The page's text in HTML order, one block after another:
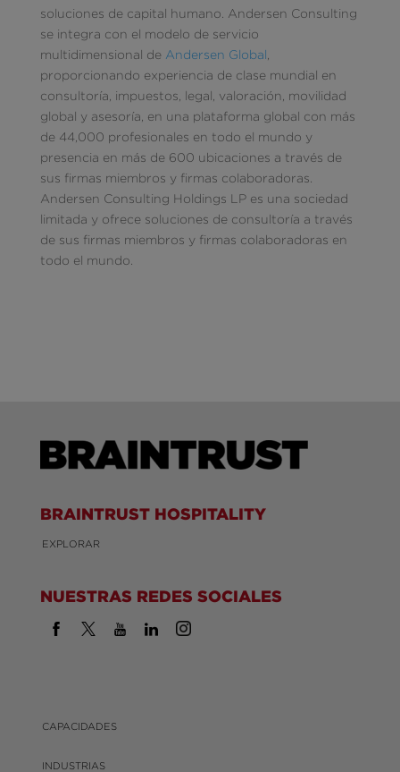
soluciones de capital humano. Andersen Consulting
se integra con el modelo de servicio
multidimensional de Andersen Global
proporcionando experiencia de clase mundial en
consultoría, impuestos, legal, valoración, movilidad
global y asesoría, en una plataforma global con más
de 44,000 profesionales en todo el mundo y
presencia en más de 600 ubicaciones a través de
sus firmas miembros y firmas colaboradoras.
Andersen Consulting Holdings LP es una sociedad
limitada y ofrece soluciones de consultoría a través
de sus firmas miembros y firmas colaboradoras en
todo el mundo.
BRAINTRUST HOSPITALITY
EXPLORAR
NUESTRAS REDES SOCIALES
CAPACIDADES
INDUSTRIAS